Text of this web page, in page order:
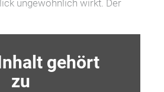
ungewöhnlich wirkt. Der
gehört
zu